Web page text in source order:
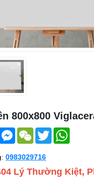
800x800
Messenger
WeChatTwitter
:0983029716
Lý Thường Kiệt,